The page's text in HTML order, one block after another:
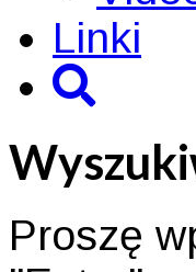
Linki
Proszę